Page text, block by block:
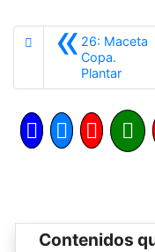
«26: Maceta
Copa.
Plantar
Contenidos